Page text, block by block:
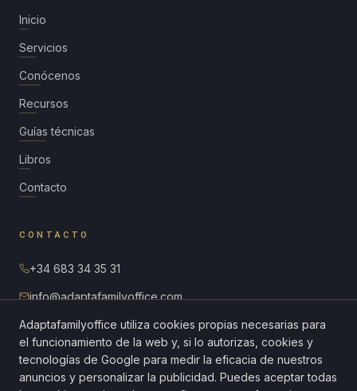
Inicio
Servicios
Conócenos
Recursos
Guías técnicas
Libros
Contacto
CONTACTO
+34 683 34 35 31
info@adaptafamilyoffice.com
Paseo de la Castellana 40, planta 8
28046 Madrid · España
Adaptafamilyoffice utiliza cookies propias necesarias para
el funcionamiento de la web y, si lo autorizas, cookies y
tecnologías de Google para medir la eficacia de nuestros
anuncios y personalizar la publicidad. Puedes aceptar todas